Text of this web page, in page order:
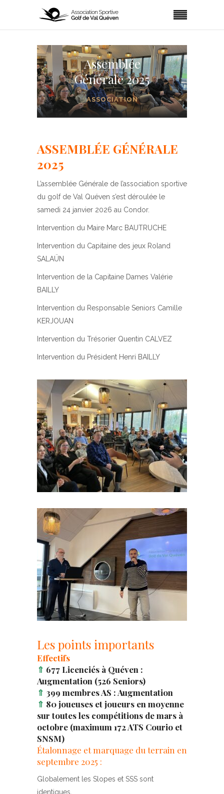
Assemblée
Générale 2025
ASSOCIATION
ASSEMBLÉE GÉNÉRALE
2025
L’assemblée Générale de l’association sportive
du golf de Val Quéven s’est déroulée le
samedi 24 janvier 2026 au Condor.
Intervention du Maire Marc BAUTRUCHE
Intervention du Capitaine des jeux Roland
SALAÜN
Intervention de la Capitaine Dames Valérie
BAILLY
Intervention du Responsable Seniors Camille
KERJOUAN
Intervention du Trésorier Quentin CALVEZ
Intervention du Président Henri BAILLY
Les points importants
Effectifs
⇑ 677 Licenciés à Quéven :
Augmentation (526 Seniors)
⇑ 399 membres AS : Augmentation
⇑ 80 joueuses et joueurs en moyenne
sur toutes les compétitions de mars à
octobre (maximum 172 ATS Courio et
SNSM)
Étalonnage et marquage du terrain en
septembre 2025 :
Globalement les Slopes et SSS sont
identiques.